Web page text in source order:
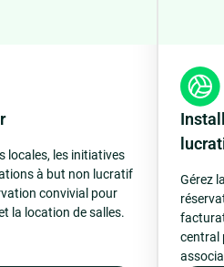
locales, les initiatives
à but non lucratif
convivial pour
la location de salles.
Gérez
central